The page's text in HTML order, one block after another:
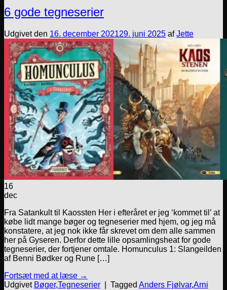
6 gode tegneserier
Udgivet den 16. december 202129. juni 2025 afJette
16
dec
Fra Satankult til Kaossten Her i efteråret er jeg ‘kommet til’ at
købe lidt mange bøger og tegneserier med hjem, og jeg må
konstatere, at jeg nok ikke får skrevet om dem alle sammen
her på Gyseren. Derfor dette lille opsamlingsheat for gode
tegneserier, der fortjener omtale. Homunculus 1: Slangeilden
af Benni Bødker og Rune […]
Fortsæt med at læse →
Udgivet Bøger,Tegneserier Tagged Anders Fjølvar,Arni